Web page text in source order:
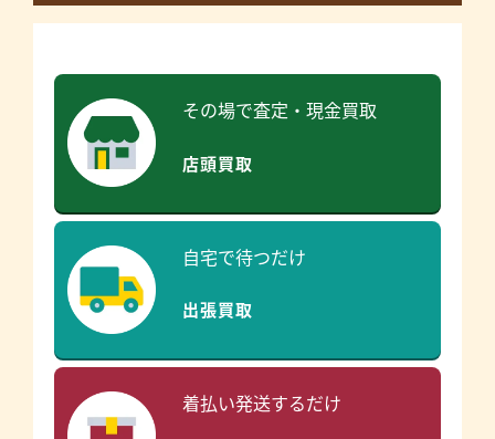
その場で査定・現金買取
店頭買取
自宅で待つだけ
出張買取
着払い発送するだけ